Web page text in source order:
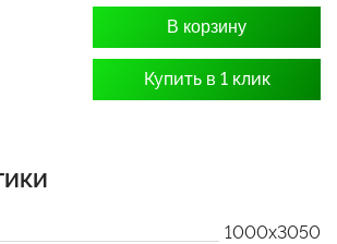
В корзину
Купить в 1 клик
1000x3050